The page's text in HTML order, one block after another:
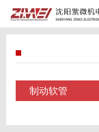
制动软管